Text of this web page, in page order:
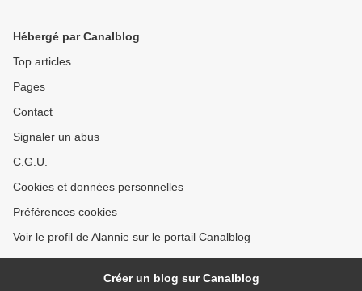
Hébergé par Canalblog
Top articles
Pages
Contact
Signaler un abus
C.G.U.
Cookies et données personnelles
Préférences cookies
Voir le profil de Alannie sur le portail Canalblog
Créer un blog sur Canalblog